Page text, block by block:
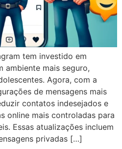
tem investido em
ambiente mais seguro,
Agora, com a
de mensagens mais
contatos indesejados e
online mais controladas para
Essas atualizações incluem
privadas […]